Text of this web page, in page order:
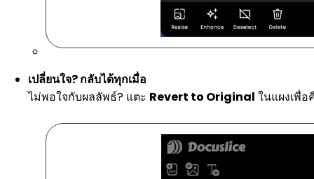
เปลี่ยนใจ? กลับได้ทุกเมื่อ
ไม่พอใจกับผลลัพธ์? แตะ Revert to Original ในแผงเพื่